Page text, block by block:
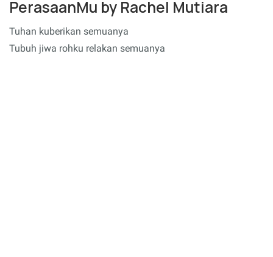
PerasaanMu by Rachel Mutiara
Tuhan kuberikan semuanya
Tubuh jiwa rohku relakan semuanya